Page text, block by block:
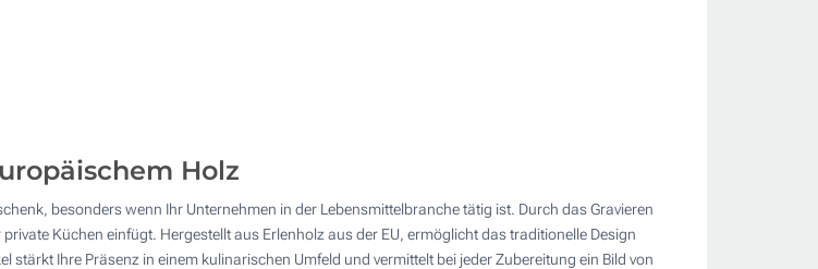
Werbedruck
100
Andere Menge :
Aktualisieren
Holz
besonders wenn Ihr Unternehmen in der Lebensmittelbranche tätig ist. Durch das Gravieren
Küchen einfügt. Hergestellt aus Erlenholz aus der EU, ermöglicht das traditionelle Design
Ihre Präsenz in einem kulinarischen Umfeld und vermittelt bei jeder Zubereitung ein Bild von